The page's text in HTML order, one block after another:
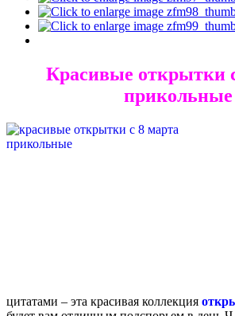
Красивые открытки
прикольные
цитатами – эта красивая коллекция